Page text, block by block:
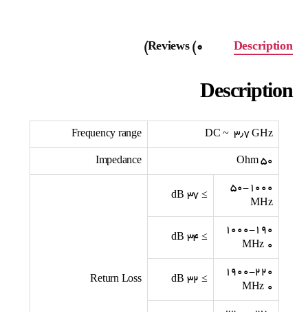
Description
Reviews (0)
Description
DC ~ ۳٫۷ GHz Frequency range
۵۰ Ohm Impedance
۵۰-۱۰۰۰
MHz
≥ ۳۷ dB
Return Loss
۱۰۰۰-۱۹۰
۰ MHz
≥ ۳۴ dB
۱۹۰۰-۲۲۰
۰ MHz
≥ ۳۲ dB